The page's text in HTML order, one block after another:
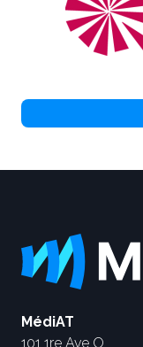
MédiAT
101 1re Ave O